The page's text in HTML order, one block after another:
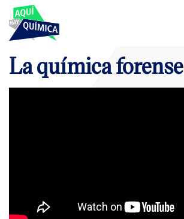
La química forense